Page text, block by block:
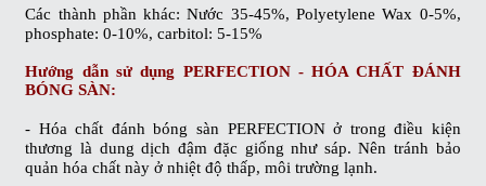
Các thành phần khác: Nước 35-45%, Polyetylene Wax 0-5%,
phosphate: 0-10%, carbitol: 5-15%
Hướng dẫn sử dụng PERFECTION - HÓA CHẤT ĐÁNH
BÓNG SÀN:
- Hóa chất đánh bóng sàn PERFECTIONở trong điều kiện
thương là dung dịch đậm đặc giống như sáp. Nên tránh bảo
quản hóa chất này ở nhiệt độ thấp, môi trường lạnh.